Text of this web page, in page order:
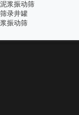
浆振动筛
录井罐
振动筛